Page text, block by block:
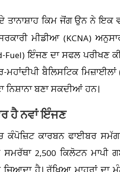
ਤਾਨਾਸ਼ਾਹ ਕਿਮ ਜੋਂਗ ਉਨ ਨੇ ਇਕ
ਮੀਡੀਆ (KCNA)
ਇੰਜਣ ਦਾ ਸਫਲ ਪਰੀਖਣ
ਬੈਲਿਸਟਿਕ ਮਿਜ਼ਾਈਲਾਂ
ਬਣਾ ਸਕਦੀਆਂ ਹਨ।
ਹੈ ਨਵਾਂ ਇੰਜਣ
ਕਾਰਬਨ ਫਾਈਬਰ
2,500 ਕਿਲੋਟਨ ਮਾਪੀ